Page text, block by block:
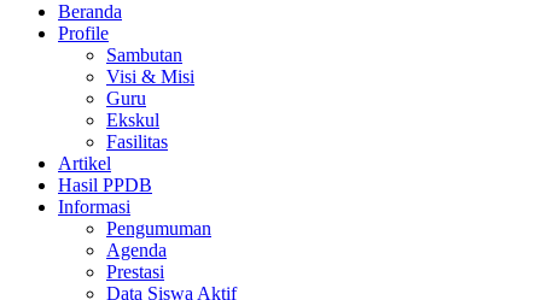
Beranda
Profile
Sambutan
Visi & Misi
Guru
Ekskul
Fasilitas
Artikel
Hasil PPDB
Informasi
Pengumuman
Agenda
Prestasi
Data Siswa Aktif